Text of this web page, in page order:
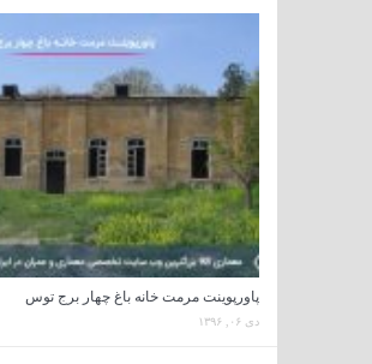
پاورپوینت مرمت خانه باغ چهار برج توس
دی ۰۶, ۱۳۹۶